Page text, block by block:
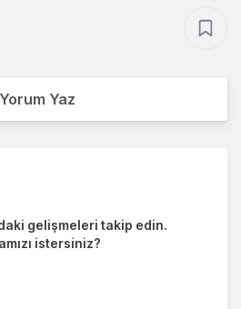
Yorum Yaz
gelişmeleri takip edin.
istersiniz?